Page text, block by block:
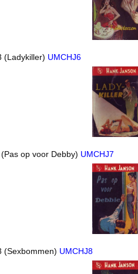
(Ladykiller) UMCHJ6
op voor Debby) UMCHJ7
(Sexbommen) UMCHJ8